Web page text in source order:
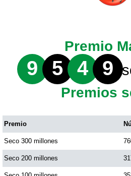
Premio
9 5 4 9
Premios
Premio
Seco 300 millones
Seco 200 millones